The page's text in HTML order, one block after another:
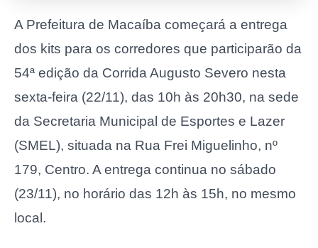
A Prefeitura de Macaíba começará a entrega
dos kits para os corredores que participarão da
54ª edição da Corrida Augusto Severo nesta
sexta-feira (22/11), das 10h às 20h30, na sede
da Secretaria Municipal de Esportes e Lazer
(SMEL), situada na Rua Frei Miguelinho, nº
179, Centro. A entrega continua no sábado
(23/11), no horário das 12h às 15h, no mesmo
local.